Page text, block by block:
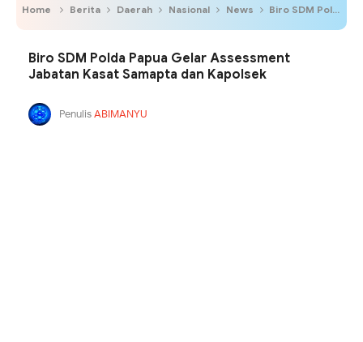
Home Berita Daerah Nasional News Biro SDM Polda Papua Gelar Assessment Jabatan Kasat Samapta dan Kapolsek
Biro SDM Polda Papua Gelar Assessment
Jabatan Kasat Samapta dan Kapolsek
PenulisABIMANYU